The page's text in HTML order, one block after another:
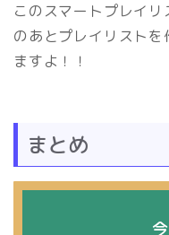
このスマートプレイ
のあとプレイリスト
ますよ！！
まとめ